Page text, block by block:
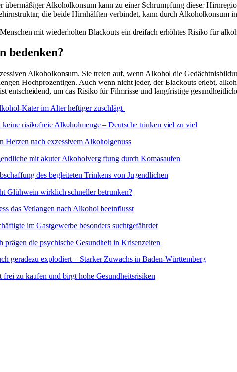
übermäßiger Alkoholkonsum kann zu einer Schrumpfung dieser
die beide Hirnhälften verbindet, kann durch Alkoholkonsum
mit wiederholten Blackouts ein dreifach erhöhtes Risiko für
bedenken?
Alkoholkonsum. Sie treten auf, wenn Alkohol die
Hochprozentigen. Auch wenn nicht jeder, der Blackouts erlebt,
entscheidend, um das Risiko für Filmrisse und langfristige
Kater im Alter heftiger zuschlägt
keine risikofreie Alkoholmenge – Deutsche trinken viel zu viel
Herzen nach exzessivem Alkoholgenuss
mit akuter Alkoholvergiftung durch Komasaufen
des begleiteten Trinkens von Jugendlichen
Glühwein wirklich schneller betrunken?
das Verlangen nach Alkohol beeinflusst
im Gastgewerbe besonders suchtgefährdet
die psychische Gesundheit in Krisenzeiten
geradezu explodiert – Starker Zuwachs in Baden-Württemberg
zu kaufen und birgt hohe Gesundheitsrisiken